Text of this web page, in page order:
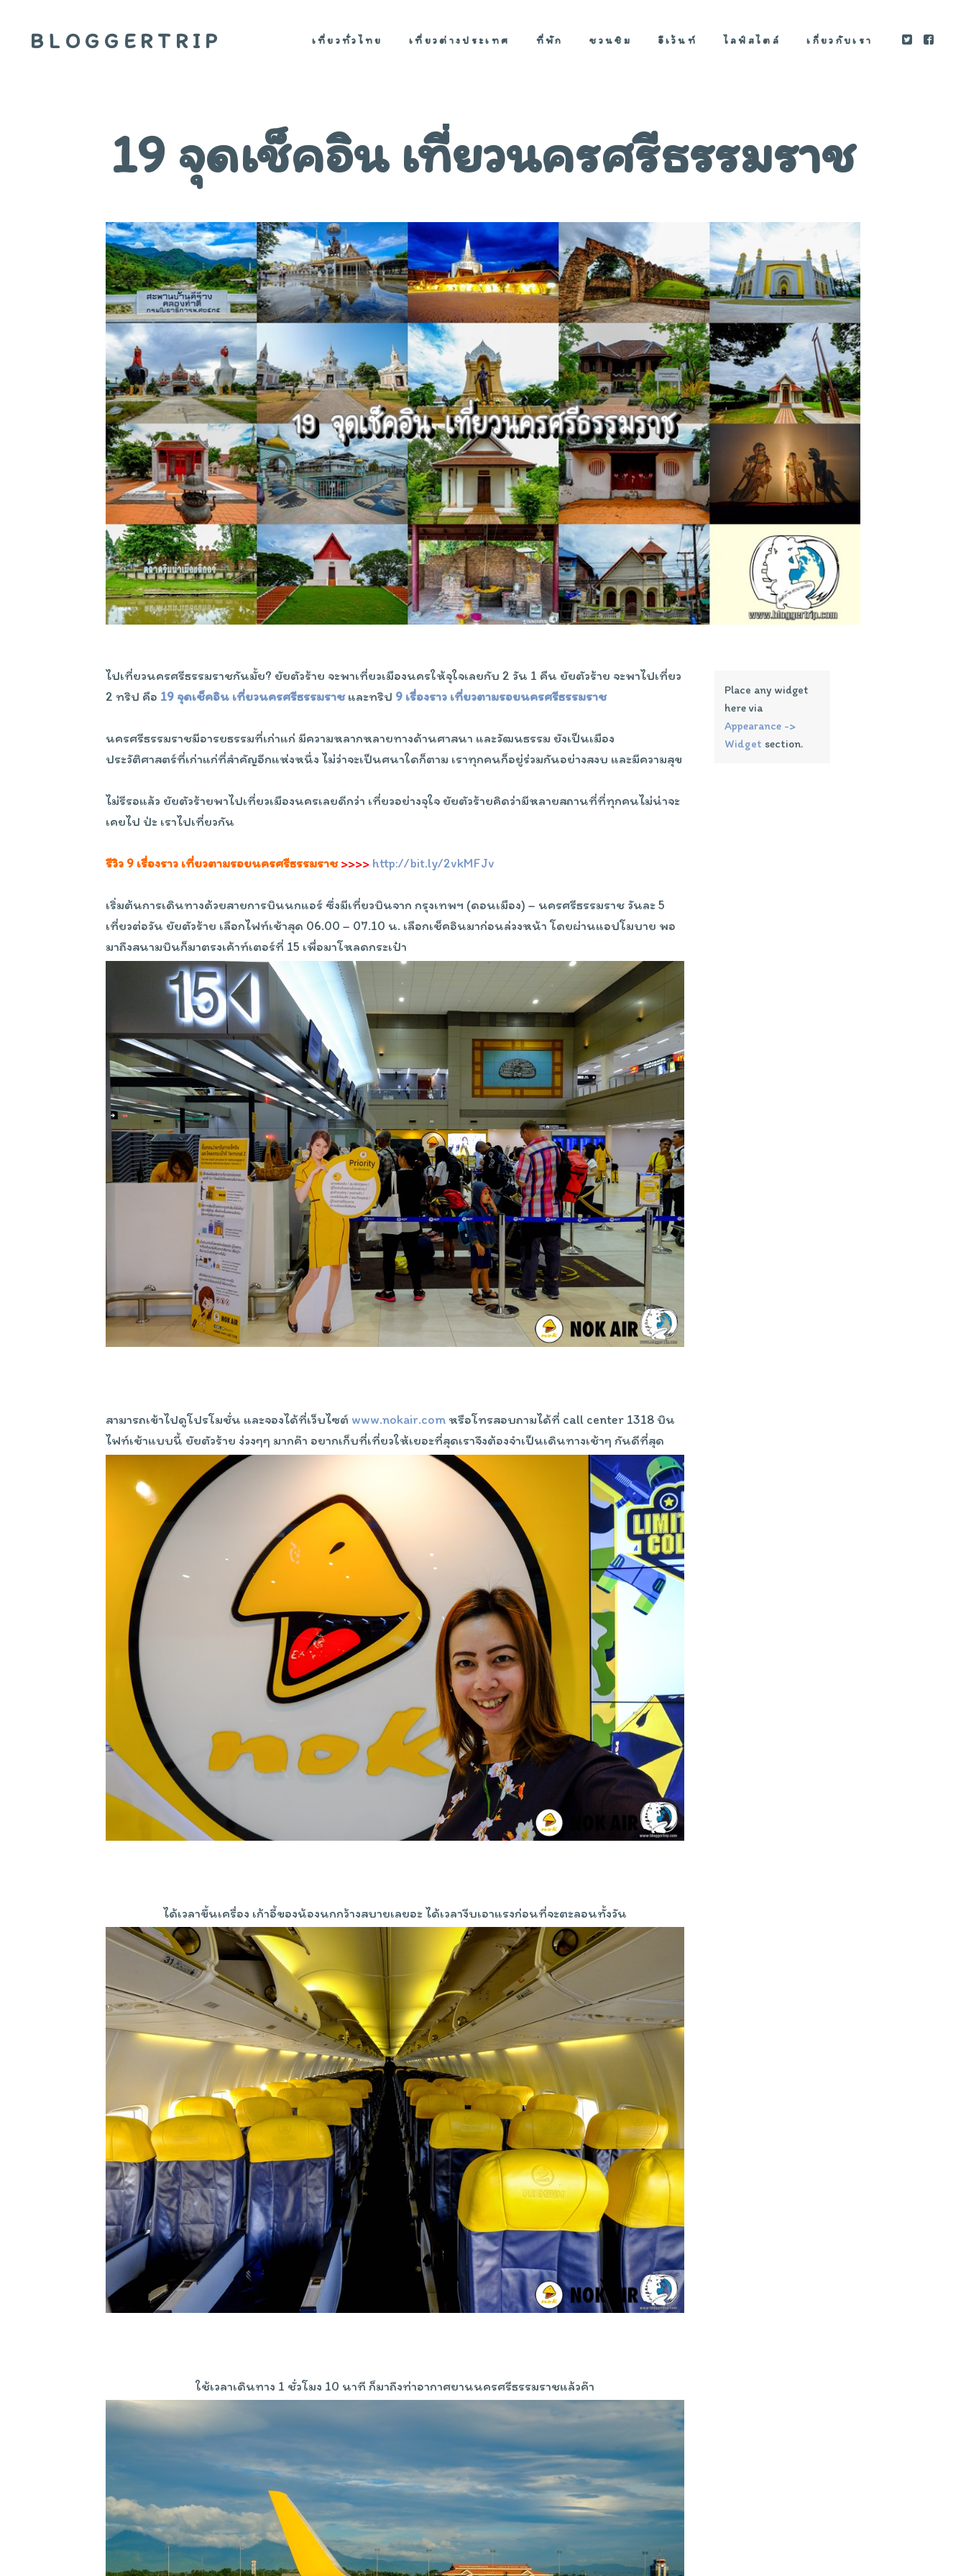
BLOGGERTRIP เที่ยวทั่วไทย เที่ยวต่างประเทศ ที่พัก ชวนชิม อีเว้นท์ ไลฟ์สไตล์ เกี่ยวกับเรา
19 จุดเช็คอิน เที่ยวนครศรีธรรมราช
ไปเที่ยวนครศรีธรรมราชกันมั้ย? ยัยตัวร้าย จะพาเที่ยวเมืองนครให้จุใจเลยกับ 2 วัน 1 คืน ยัยตัวร้าย จะพาไปเที่ยว
2 ทริป คือ 19 จุดเช็คอิน เที่ยวนครศรีธรรมราช และทริป 9 เรื่องราว เที่ยวตามรอยนครศรีธรรมราช
นครศรีธรรมราชมีอารยธรรมที่เก่าแก่ มีความหลากหลายทางด้านศาสนา และวัฒนธรรม ยังเป็นเมือง
ประวัติศาสตร์ที่เก่าแก่ที่สำคัญอีกแห่งหนึ่ง ไม่ว่าจะเป็นศนาใดก็ตาม เราทุกคนก็อยู่ร่วมกันอย่างสงบ และมีความสุข
ไม่รีรอแล้ว ยัยตัวร้ายพาไปเที่ยวเมืองนครเลยดีกว่า เที่ยวอย่างจุใจ ยัยตัวร้ายคิดว่ามีหลายสถานที่ที่ทุกคนไม่น่าจะ
เคยไป ป่ะ เราไปเที่ยวกัน
รีวิว 9 เรื่องราว เที่ยวตามรอยนครศรีธรรมราช >>>> http://bit.ly/2vkMFJv
เริ่มต้นการเดินทางด้วยสายการบินนกแอร์ ซึ่งมีเที่ยวบินจาก กรุงเทพฯ (ดอนเมือง) – นครศรีธรรมราช วันละ 5
เที่ยวต่อวัน ยัยตัวร้าย เลือกไฟท์เช้าสุด 06.00 – 07.10 น. เลือกเช็คอินมาก่อนล่วงหน้า โดยผ่านแอปโมบาย พอ
มาถึงสนามบินก็มาตรงเค้าท์เตอร์ที่ 15 เพื่อมาโหลดกระเป๋า
สามารถเข้าไปดูโปรโมชั่น และจองได้ที่เว็บไซต์ www.nokair.comหรือโทรสอบถามได้ที่ call center 1318 บิน
ไฟท์เช้าแบบนี้ ยัยตัวร้าย ง่วงๆๆ มากค๊า อยากเก็บที่เที่ยวให้เยอะที่สุดเราจึงต้องจำเป็นเดินทางเช้าๆ กันดีที่สุด
ได้เวลาขึ้นเครื่อง เก้าอี้ของน้องนกกว้างสบายเลยอะ ได้เวลางีบเอาแรงก่อนที่จะตะลอนทั้งวัน
ใช้เวลาเดินทาง 1 ชั่วโมง 10 นาที ก็มาถึงท่าอากาศยานนครศรีธรรมราชแล้วค๊า
Place any widget
here via
Appearance ->
Widget section.